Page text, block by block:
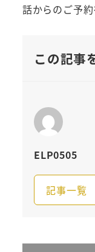
話からのご予
この記事
ELP0505
記事一覧